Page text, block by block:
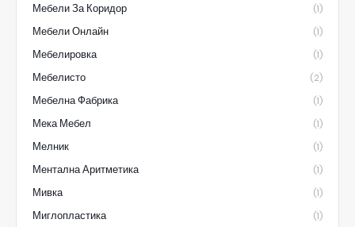
Мебели За Коридор (1)
Мебели Онлайн (1)
Мебелировка (1)
Мебелисто (2)
Мебелна Фабрика (1)
Мека Мебел (1)
Мелник (1)
Ментална Аритметика (1)
Мивка (1)
Миглопластика (1)